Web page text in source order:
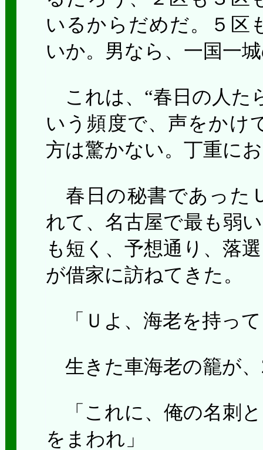
いるからだめだ。５区
いか。男なら、一国一
これは、“春日の人た
いう頻度で、声をかけ
方は驚かない。丁重に
春日の秘書であった
れて、名古屋で最も弱
も短く、予想通り、落
が借家に訪ねてきた。
「Ｕよ、海老を持っ
生きた車海老の籠が、
「これに、俺の名刺
をまわれ」